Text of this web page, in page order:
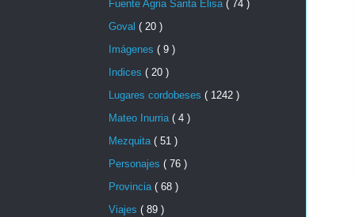
Fuente Agria Santa Elisa ( 74 )
Goval ( 20 )
Imágenes ( 9 )
Indices ( 20 )
Lugares cordobeses ( 1242 )
Mateo Inurria ( 4 )
Mezquita ( 51 )
Personajes ( 76 )
Provincia ( 68 )
Viajes ( 89 )